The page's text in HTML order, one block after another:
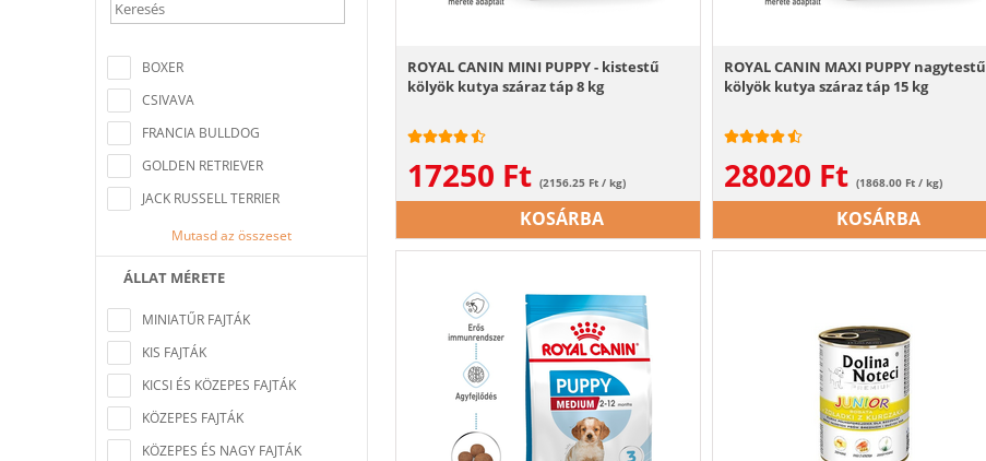
megfelelő elem
BOXER
CSIVAVA
FRANCIA BULLDOG
GOLDEN RETRIEVER
JACK RUSSELL TERRIER
Mutasd az összeset
ÁLLAT MÉRETE
megfelelő elem
MINIATŰR FAJTÁK
KIS FAJTÁK
KICSI ÉS KÖZEPES FAJTÁK
KÖZEPES FAJTÁK
KÖZEPES ÉS NAGY FAJTÁK
ROYAL CANIN MINI PUPPY - kistestű
kölyök kutya száraz táp 8 kg
17250 Ft (2156.25 Ft / kg)
KOSÁRBA
ROYAL CANIN MAXI PUPPY nagytestű
kölyök kutya száraz táp 15 kg
28020 Ft (1868.00 Ft / kg)
KOSÁRBA